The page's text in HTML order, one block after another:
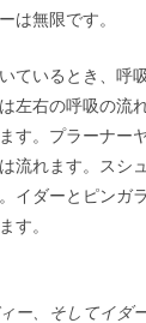
は無限です。
ているとき、呼
左右の呼吸の流
す。プラーナー
流れます。スシ
イダーとピンガ
す。
ー、そしてイダ